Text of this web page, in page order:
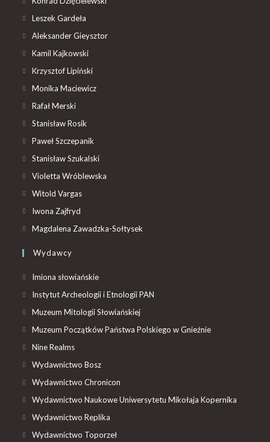
Leszek Gardeła
Aleksander Gieysztor
Kamil Kajkowski
Krzysztof Lipiński
Monika Maciewicz
Rafał Merski
Stanisław Rosik
Paweł Szczepanik
Stanisław Szukalski
Violetta Wróblewska
Witold Vargas
Iwona Zajfryd
Magdalena Zawadzka-Sołtysek
Wydawcy
Imiona słowiańskie
Instytut Archeologii i Etnologii PAN
Muzeum Mitologii Słowiańskiej
Muzeum Początków Państwa Polskiego w Gnieźnie
Nine Realms
Wydawnictwo Bosz
Wydawnictwo Chronicon
Wydawnictwo Naukowe Uniwersytetu Mikołaja Kopernika
Wydawnictwo Replika
Wydawnictwo Toporzeł